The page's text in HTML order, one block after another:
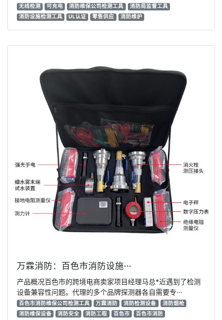
无线检测
可充电 消防维保公司检测工具
消防局监督工具
消防设施检测工具
UL认证 零售供应 消防维护
万霖消防：百色市消防设施···
产品概况百色市的跨境电商卖家项目经理马总*近遇到了检测
设备兼容性问题。代理的多个品牌探测器各自需要专···
百色市消防维保公司检测工具 万霖消防 消防检测设备
消防烟枪
消防维保设备
消防安全 消防工程 百色市
百色市消防